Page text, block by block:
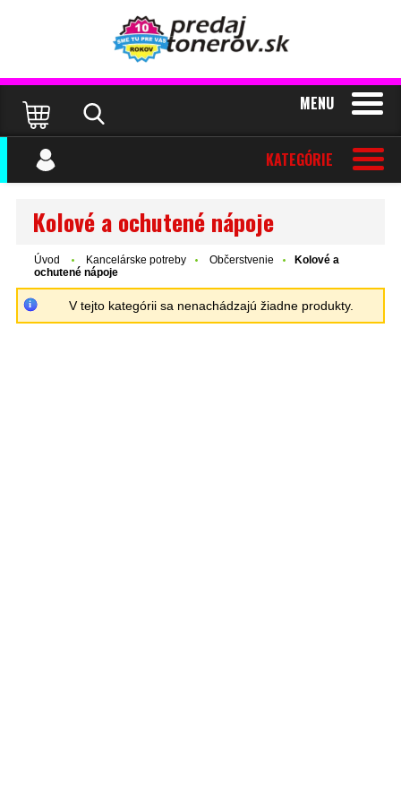
MENU
KATEGÓRIE
Kolové a ochutené nápoje
Úvod Kancelárske potreby Občerstvenie
Kolové a
ochutené nápoje
V tejto kategórii sa nenachádzajú žiadne produkty.